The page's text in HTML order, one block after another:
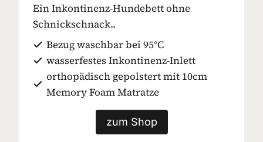
Ein Inkontinenz-Hundebett ohne
Schnickschnack..
Bezug waschbar bei 95°C
wasserfestes Inkontinenz-Inlett
orthopädisch gepolstert mit 10cm
Memory Foam Matratze
zum Shop